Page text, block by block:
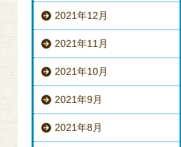
2021年12月
2021年11月
2021年10月
2021年9月
2021年8月